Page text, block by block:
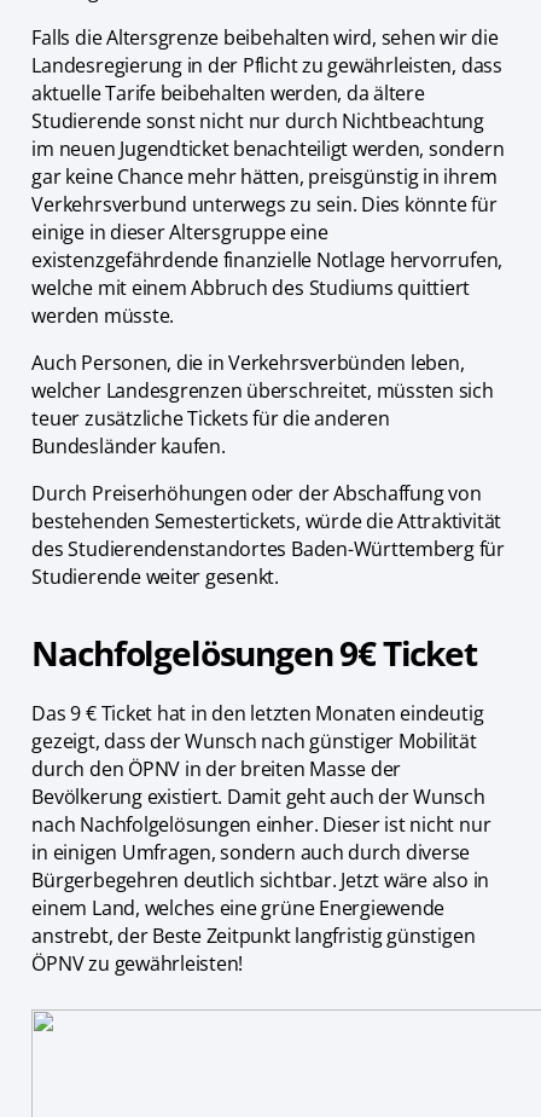
Falls die Altersgrenze beibehalten wird, sehen wir die
Landesregierung in der Pflicht zu gewährleisten, dass
aktuelle Tarife beibehalten werden, da ältere
Studierende sonst nicht nur durch Nichtbeachtung
im neuen Jugendticket benachteiligt werden, sondern
gar keine Chance mehr hätten, preisgünstig in ihrem
Verkehrsverbund unterwegs zu sein. Dies könnte für
einige in dieser Altersgruppe eine
existenzgefährdende finanzielle Notlage hervorrufen,
welche mit einem Abbruch des Studiums quittiert
werden müsste.
Auch Personen, die in Verkehrsverbünden leben,
welcher Landesgrenzen überschreitet, müssten sich
teuer zusätzliche Tickets für die anderen
Bundesländer kaufen.
Durch Preiserhöhungen oder der Abschaffung von
bestehenden Semestertickets, würde die Attraktivität
des Studierendenstandortes Baden-Württemberg für
Studierende weiter gesenkt.
Nachfolgelösungen 9€ Ticket
Das 9 € Ticket hat in den letzten Monaten eindeutig
gezeigt, dass der Wunsch nach günstiger Mobilität
durch den ÖPNV in der breiten Masse der
Bevölkerung existiert. Damit geht auch der Wunsch
nach Nachfolgelösungen einher. Dieser ist nicht nur
in einigen Umfragen, sondern auch durch diverse
Bürgerbegehren deutlich sichtbar. Jetzt wäre also in
einem Land, welches eine grüne Energiewende
anstrebt, der Beste Zeitpunkt langfristig günstigen
ÖPNV zu gewährleisten!